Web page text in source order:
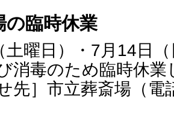
の臨時休業
曜日）・7月14日
消毒のため臨時休業
先］市立葬斎場（